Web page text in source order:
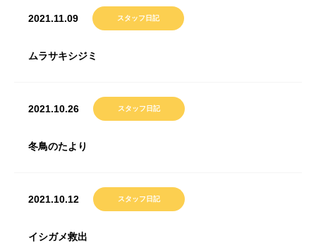
2021.11.09 スタッフ日記
ムラサキシジミ
2021.10.26 スタッフ日記
冬鳥のたより
2021.10.12 スタッフ日記
イシガメ救出